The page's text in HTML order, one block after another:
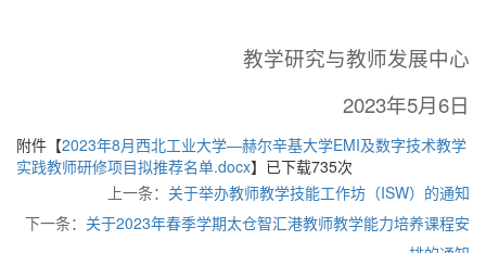
教学研究与教师发展中心
2023年5月6日
附件【2023年8月西北工业大学—赫尔辛基大学EMI及数字技术教学
实践教师研修项目拟推荐名单.docx】已下载735次
上一条： 关于举办教师教学技能工作坊（ISW）的通知
下一条： 关于2023年春季学期太仓智汇港教师教学能力培养课程安